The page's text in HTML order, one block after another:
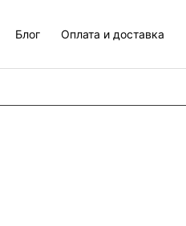
Блог Оплата и доставка